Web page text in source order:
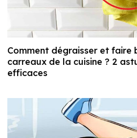
Comment dégraisser et faire
carreaux de la cuisine ? 2
efficaces